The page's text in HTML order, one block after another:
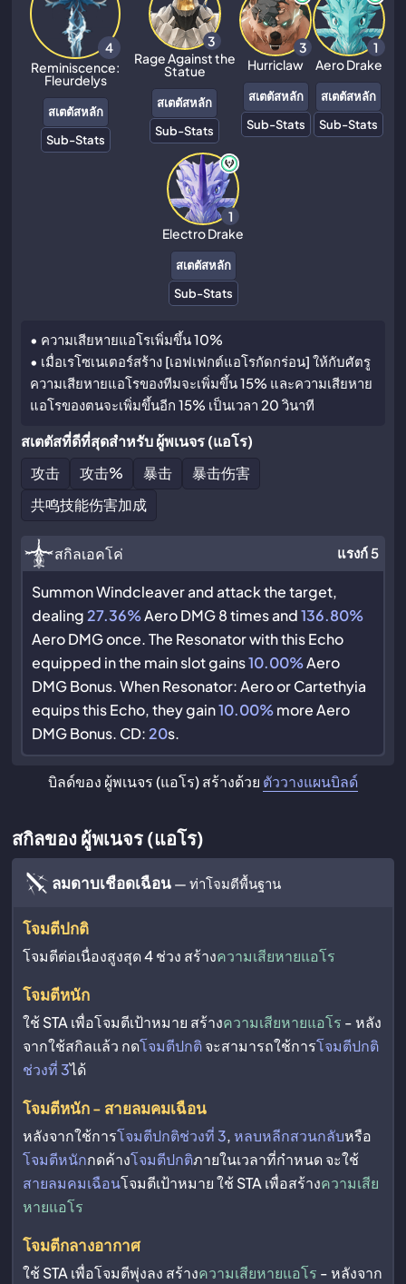
4
Reminiscence:
Fleurdelys
สเตตัสหลัก
Sub-Stats
3
Rage Against the
Statue
สเตตัสหลัก
Sub-Stats
3
Hurriclaw
สเตตัสหลัก
Sub-Stats
1
Aero Drake
สเตตัสหลัก
Sub-Stats
1
Electro Drake
สเตตัสหลัก
Sub-Stats
• ความเสียหายแอโรเพิ่มขึ้น 10%
• เมื่อเรโซเนเตอร์สร้าง [เอฟเฟกต์แอโรกัดกร่อน] ให้กับศัตรู
ความเสียหายแอโรของทีมจะเพิ่มขึ้น 15% และความเสียหาย
แอโรของตนจะเพิ่มขึ้นอีก 15% เป็นเวลา 20 วินาที
สเตตัสที่ดีที่สุดสำหรับ ผู้พเนจร (แอโร)
攻击
攻击% 暴击
暴击伤害
共鸣技能伤害加成
สกิลเอคโค่ แรงก์ 5
Summon Windcleaver and attack the target,
dealing 27.36%Aero DMG 8 times and136.80%
Aero DMG once. The Resonator with this Echo
equipped in the main slot gains10.00%Aero
DMG Bonus. When Resonator: Aero or Cartethyia
equips this Echo, they gain10.00%more Aero
DMG Bonus. CD: 20s.
บิลด์ของ ผู้พเนจร (แอโร) สร้างด้วย ตัววางแผนบิลด์
สกิลของ ผู้พเนจร (แอโร)
ลมดาบเชือดเฉือน — ท่าโจมตีพื้นฐาน
โจมตีปกติ
โจมตีต่อเนื่องสูงสุด 4 ช่วง สร้างความเสียหายแอโร
โจมตีหนัก
ใช้ STA เพื่อโจมตีเป้าหมาย สร้างความเสียหายแอโร - หลัง
จากใช้สกิลแล้ว กดโจมตีปกติจะสามารถใช้การโจมตีปกติ
ช่วงที่ 3ได้
โจมตีหนัก - สายลมคมเฉือน
หลังจากใช้การโจมตีปกติช่วงที่ 3, หลบหลีกสวนกลับหรือ
โจมตีหนักกดค้างโจมตีปกติภายในเวลาที่กำหนด จะใช้
สายลมคมเฉือนโจมตีเป้าหมาย ใช้ STA เพื่อสร้างความเสีย
หายแอโร
โจมตีกลางอากาศ
ใช้ STA เพื่อโจมตีพุ่งลง สร้างความเสียหายแอโร - หลังจาก